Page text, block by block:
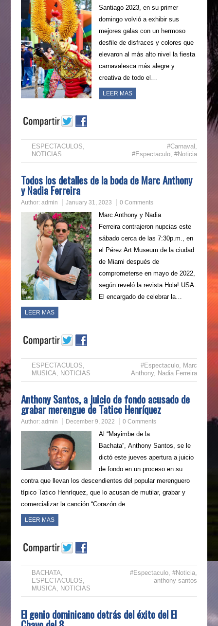
Santiago 2023, en su primer
domingo volvió a exhibir sus
mejores galas con un hermoso
desfile de disfraces y colores que
elevaron al más alto nivel la fiesta
carnavalesca más alegre y
creativa de todo el…
LEER MAS
ESPECTACULOS
NOTICIAS
#Carnaval
#Espectaculo ,#Noticia
Todos los detalles de la boda de Marc Anthony
y Nadia Ferreira
Author: admin January 31, 2023 0 Comments
Marc Anthony y Nadia
Ferreira contrajeron nupcias este
sábado cerca de las 7:30p.m., en
el Pérez Art Museum de la ciudad
de Miami después de
comprometerse en mayo de 2022,
según reveló la revista Hola! USA.
El encargado de celebrar la…
LEER MAS
ESPECTACULOS
MUSICA
NOTICIAS
#Espectaculo Marc
Anthony, Nadia Ferreira
Anthony Santos, a juicio de fondo acusado de
grabar merengue de Tatico Henríquez
Author: admin December 9, 2022 0 Comments
Al “Mayimbe de la
Bachata”, Anthony Santos, se le
dictó este jueves apertura a juicio
de fondo en un proceso en su
contra que llevan los descendientes del popular merenguero
típico Tatico Henríquez, que lo acusan de mutilar, grabar y
comercializar la canción “Corazón de…
LEER MAS
BACHATA
ESPECTACULOS
MUSICA
NOTICIAS
#Espectaculo ,#Noticia
anthony santos
El genio dominicano detrás del éxito del El